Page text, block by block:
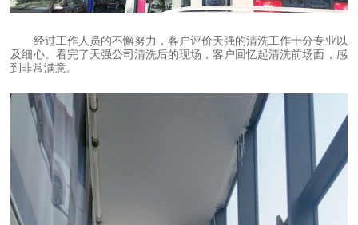
经过工作人员的不懈努力，客户评价天强的清洗工作十分专业以
及细心。看完了天强公司清洗后的现场，客户回忆起清洗前场面，感
到非常满意。